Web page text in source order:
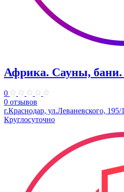
Африка. Сауны, бани.
0
0 отзывов
г.Краснодар, ул.Леваневского, 195/1
Круглосуточно